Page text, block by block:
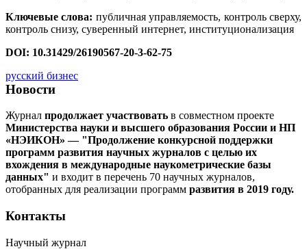
Ключевые слова: публичная управляемость, контроль сверху,
контроль снизу, суверенный интернет, институционализация
DOI: 10.31429/26190567-20-3-62-75
русский бизнес
Новости
Журнал продолжает участвовать в совместном проекте
Министерства науки и высшего образования России и НП
«НЭИКОН» — "Продолжение конкурсной поддержки
программ развития научных журналов с целью их
вхождения в международные наукометрические базы
данных" и входит в перечень 70 научных журналов,
отобранных для реализации программ развития в 2019 году.
Контакты
Научный журнал